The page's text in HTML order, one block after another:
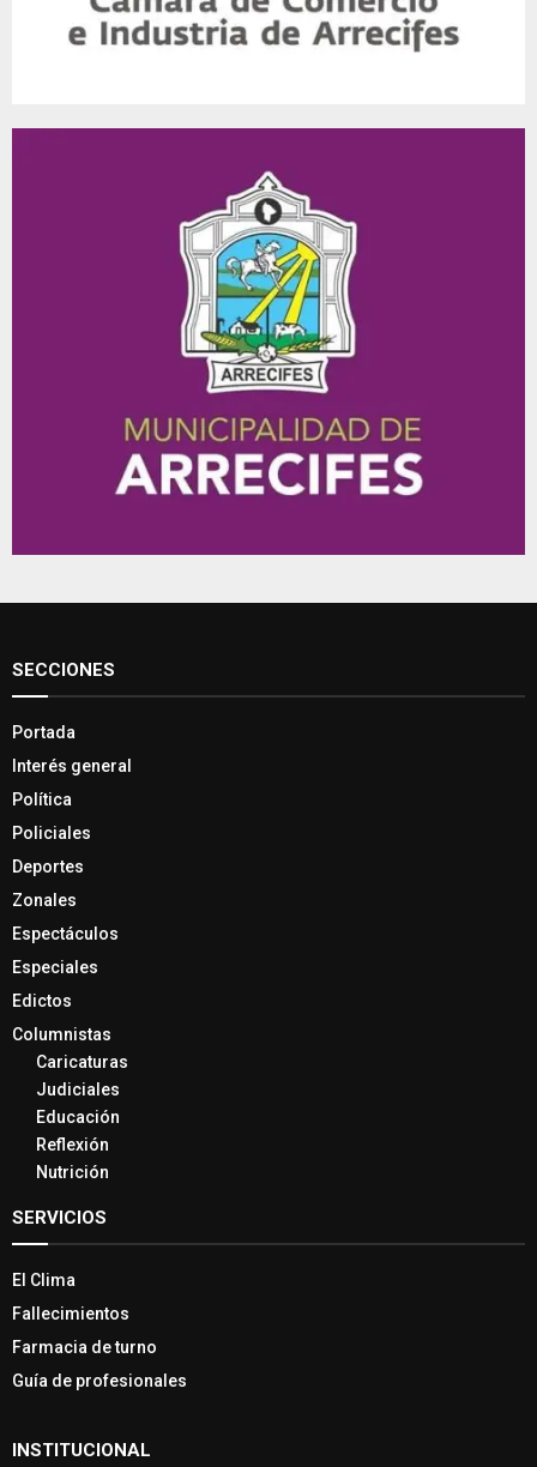
SECCIONES
Portada
Interés general
Política
Policiales
Deportes
Zonales
Espectáculos
Especiales
Edictos
Columnistas
Caricaturas
Judiciales
Educación
Reflexión
Nutrición
SERVICIOS
El Clima
Fallecimientos
Farmacia de turno
Guía de profesionales
INSTITUCIONAL